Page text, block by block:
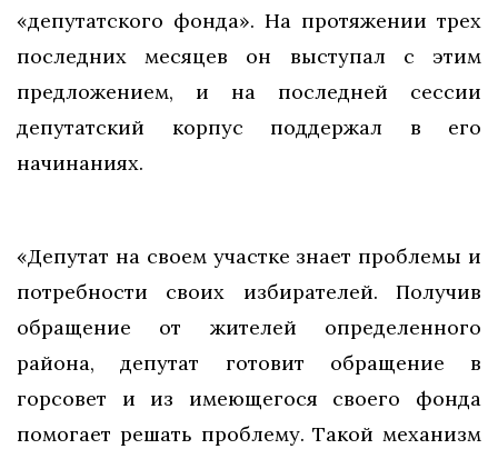
«депутатского фонда». На протяжении трех
последних месяцев он выступал с этим
предложением, и на последней сессии
депутатский корпус поддержал в его
начинаниях.
«Депутат на своем участке знает проблемы и
потребности своих избирателей. Получив
обращение от жителей определенного
района, депутат готовит обращение в
горсовет и из имеющегося своего фонда
помогает решать проблему. Такой механизм